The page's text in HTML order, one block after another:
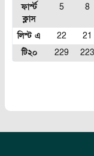
ফার্স্ট
ক্লাস
5 8
লিস্ট এ 22 21
টি২০
229 223